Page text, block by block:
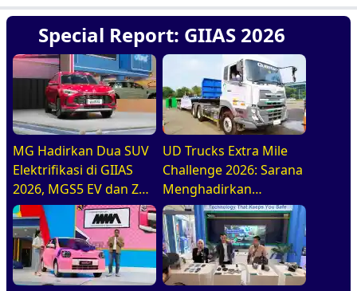
Special Report: GIIAS 2026
MG Hadirkan Dua SUV
Elektrifikasi di GIIAS
2026, MGS5 EV dan ZS
Hybrid+
UD Trucks Extra Mile
Challenge 2026: Sarana
Menghadirkan
Pengemudi Truk Yang
Profesional